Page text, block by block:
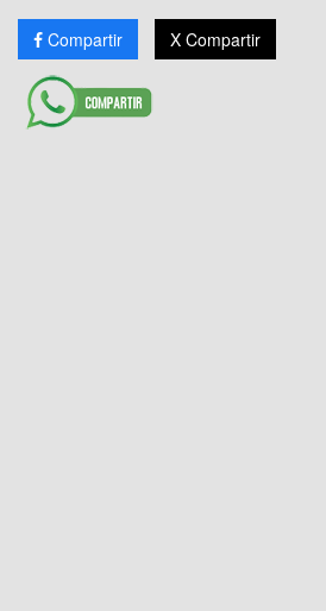
Compartir X Compartir